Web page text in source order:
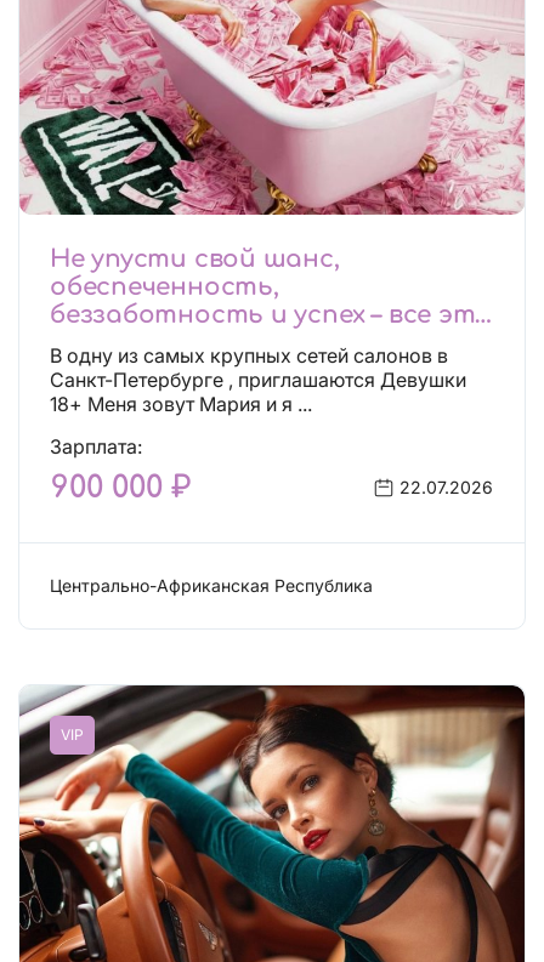
Не упусти свой шанс,
обеспеченность,
беззаботность и успех – все это
будет уже завтра, поспеши!
Лучшие условия!
В одну из самых крупных сетей салонов в
Санкт-Петербурге , приглашаются Девушки
18+ Меня зовут Мария и я ...
Зарплата:
900 000 ₽ 22.07.2026
Центрально-Африканская Республика
VIP